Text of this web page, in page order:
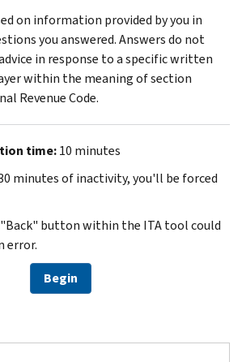
on information provided by you in
you answered. Answers do not
in response to a specific written
within the meaning of section
Revenue Code.
time:10 minutes
minutes of inactivity, you'll be forced
button within the ITA tool could
error.
Begin